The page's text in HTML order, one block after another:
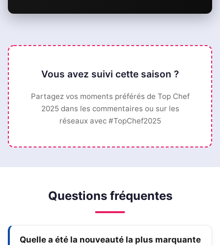
Vous avez suivi cette saison ?
Partagez vos moments préférés de Top Chef
2025 dans les commentaires ou sur les
réseaux avec #TopChef2025
Questions fréquentes
Quelle a été la nouveauté la plus marquante